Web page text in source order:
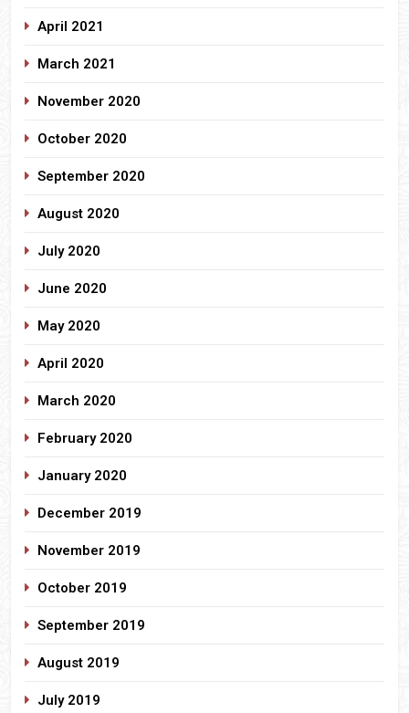
April 2021
March 2021
November 2020
October 2020
September 2020
August 2020
July 2020
June 2020
May 2020
April 2020
March 2020
February 2020
January 2020
December 2019
November 2019
October 2019
September 2019
August 2019
July 2019